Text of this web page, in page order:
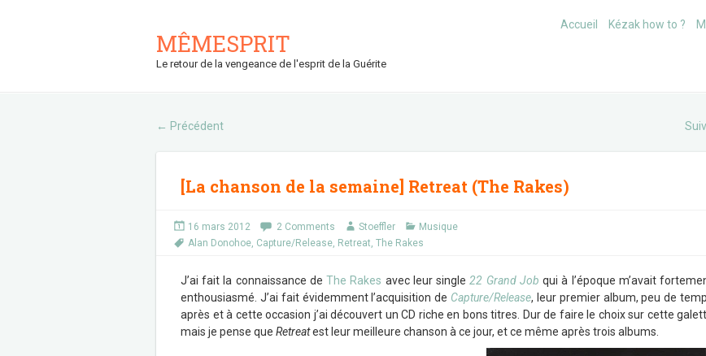
MÊMESPRIT
Le retour de la vengeance de l'esprit de la Guérite
Accueil Kézak how to ?
← Précédent
[La chanson de la semaine] Retreat (The Rakes)
16 mars 2012 2 Comments Stoeffler
Musique
Alan Donohoe, Capture/Release, Retreat, The Rakes
J’ai fait la connaissance deThe Rakes avec leur single22 Grand Job qui à l’époque m’avait
enthousiasmé. J’ai fait évidemment l’acquisition de Capture/Release, leur premier album, peu de
après et à cette occasion j’ai découvert un CD riche en bons titres. Dur de faire le choix sur cette
mais je pense que Retreatest leur meilleure chanson à ce jour, et ce même après trois albums.